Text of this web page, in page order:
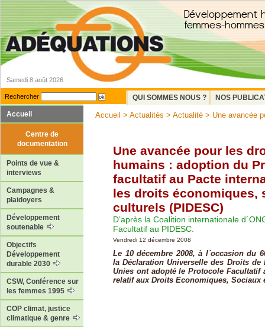
Samedi 8 août 2026
Rechercher QUI SOMMES NOUS ?
NOS
Accueil
Centre de
documentation
Points de vue &
interviews
Campagnes &
plaidoyers
Développement
soutenable
Objectifs
Développement
durable 2030
CSW, Conférence sur
les femmes 1995
COP climat, justice
climatique & genre
Accueil > Actualités > Actualité > Une avancée
Une avancée pour les
humains : adoption du
facultatif au Pacte
les droits économiques,
culturels (PIDESC)
D’après la Coalition internationale
Facultatif au PIDESC.
Vendredi 12 décembre 2008
Le 10 décembre 2008, à l´occasion du
la Déclaration Universelle des Droits de
Unies ont adopté le Protocole Facultatif
relatif aux Droits Economiques, Sociaux